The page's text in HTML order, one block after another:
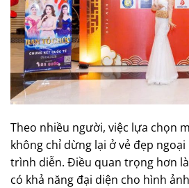
Theo nhiều người, việc lựa chọn
không chỉ dừng lại ở vẻ đẹp
trình diễn. Điều quan trọng hơn
có khả năng đại diện cho hình